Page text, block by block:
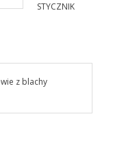
STYCZNIK